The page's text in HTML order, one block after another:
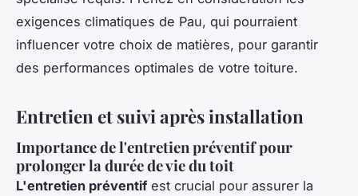
exigences climatiques de Pau, qui pourraient
influencer votre choix de matières, pour garantir
des performances optimales de votre toiture.
Entretien et suivi après installation
Importance de l'entretien préventif pour
prolonger la durée de vie du toit
L'entretien préventifest crucial pour assurer la